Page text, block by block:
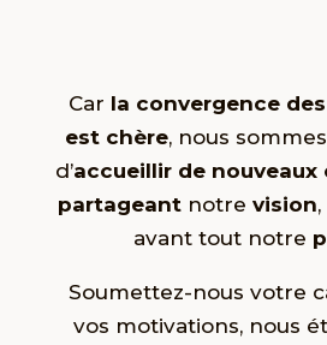
Car la convergence
est chère, nous
d’accueillir de nouveaux
partageant notre vision
avant tout notre
Soumettez-nous votre
vos motivations, nous